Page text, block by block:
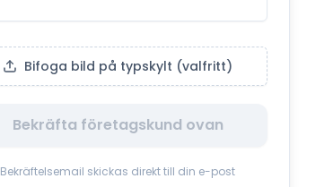
Bifoga bild på typskylt (valfritt)
Bekräfta företagskund ovan
Bekräftelsemail skickas direkt till din e-post